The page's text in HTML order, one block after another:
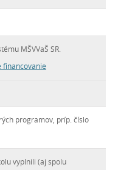
MŠVVaŠ SR.
financovanie
programov, príp. číslo
vyplnili (aj spolu